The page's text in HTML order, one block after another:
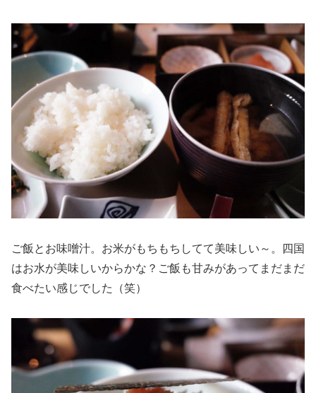
ご飯とお味噌汁。お米がもちもちしてて美味しい～。四国
はお水が美味しいからかな？ご飯も甘みがあってまだまだ
食べたい感じでした（笑）